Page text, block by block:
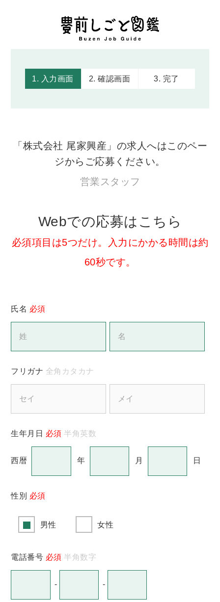
1. 入力画面 2. 確認画面 3. 完了
「株式会社 尾家興産」の求人へはこのペー
ジからご応募ください。
営業スタッフ
Webでの応募はこちら
必須項目は5つだけ。入力にかかる時間は約
60秒です。
氏名 必須
フリガナ 全角カタカナ
生年月日 必須 半角英数
西暦 年 月 日
性別 必須
男性 女性
電話番号 必須 半角数字
- -